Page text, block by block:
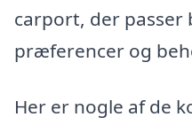
carport, der passer
præferencer og
Her er nogle af de